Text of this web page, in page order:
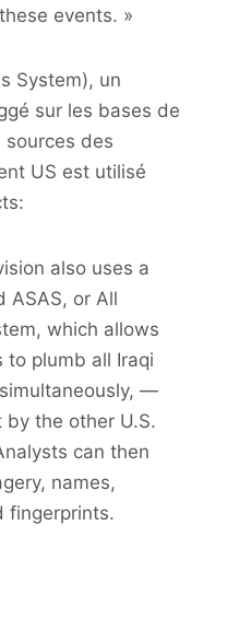
events. »
System), un
sur les bases de
des
US est utilisé
also uses a
ASAS, or All
which allows
to plumb all Iraqi
—
the other U.S.
can then
names,
fingerprints.